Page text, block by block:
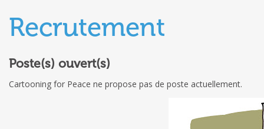
Recrutement
Poste(s) ouvert(s)
Cartooning for Peace ne propose pas de poste actuellement.